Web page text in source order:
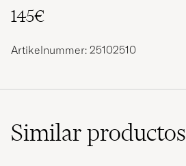
145€
Artikelnummer: 25102510
Similarproductos